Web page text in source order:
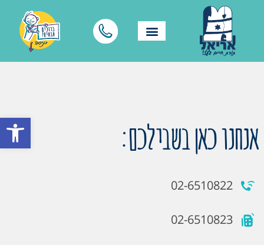
פתח אנחנו כאן בשבילכם:
02-6510822
02-6510823